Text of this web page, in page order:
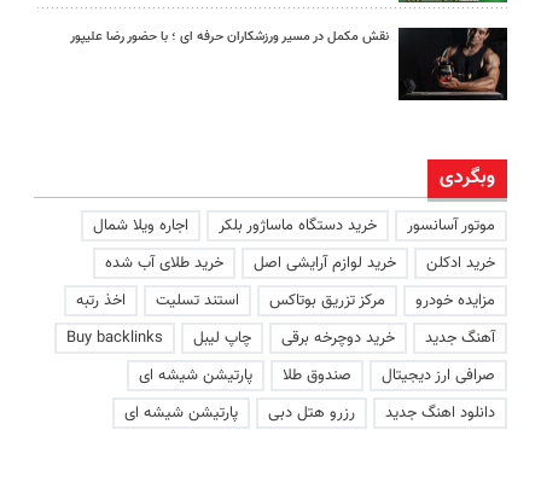
نقش مکمل در مسیر ورزشکاران حرفه ای ؛ با حضور رضا علیپور
وبگردی
موتور آسانسور خرید دستگاه ماساژور بلکر
اجاره ویلا شمال
خرید ادکلن
خرید لوازم آرایشی اصل
خرید طلای آب شده
مزایده خودرو
مرکز تزریق بوتاکس استند تسلیت
اخذ رتبه
آهنگ جدید
خرید دوچرخه برقی چاپ لیبل
Buy backlinks
صرافی ارز دیجیتال
صندوق طلا
پارتیشن شیشه ای
دانلود اهنگ جدید
رزرو هتل دبی پارتیشن شیشه ای